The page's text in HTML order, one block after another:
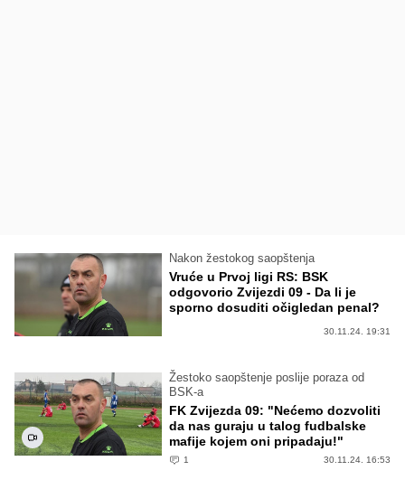
Nakon žestokog saopštenja
Vruće u Prvoj ligi RS: BSK
odgovorio Zvijezdi 09 - Da li je
sporno dosuditi očigledan penal?
30.11.24. 19:31
Žestoko saopštenje poslije poraza od
BSK-a
FK Zvijezda 09: "Nećemo dozvoliti
da nas guraju u talog fudbalske
mafije kojem oni pripadaju!"
1 30.11.24. 16:53